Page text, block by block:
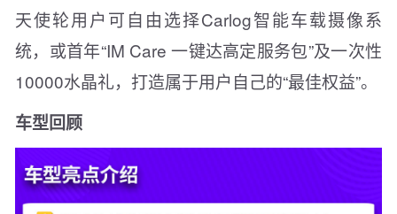
天使轮用户可自由选择Carlog智能车载摄像系
统，或首年“IM Care 一键达高定服务包”及一次性
10000水晶礼，打造属于用户自己的“最佳权益”。
车型回顾